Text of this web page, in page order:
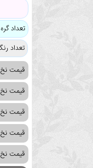
تعداد گره در
تعداد رنگ
قیمت
قیمت
قیمت
قیمت
قیمت